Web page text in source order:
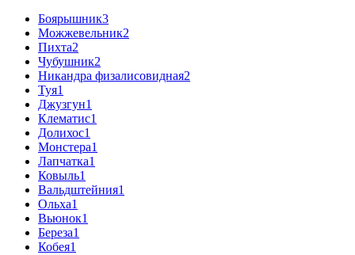
Боярышник3
Можжевельник2
Пихта2
Чубушник2
Никандра физалисовидная2
Туя1
Джузгун1
Клематис1
Долихос1
Монстера1
Лапчатка1
Ковыль1
Вальдштейния1
Ольха1
Вьюнок1
Береза1
Кобея1